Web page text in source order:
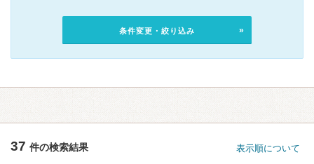
条件変更・絞り込み
37 件の検索結果 表示順について